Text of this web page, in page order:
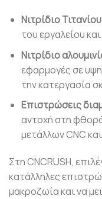
Νιτρίδιο
του εργαλείου
Νιτρίδιο
εφαρμογές σε
την κατεργασία
Επιστρώσεις
αντοχή στη
μετάλλων CNC
Στη CNCRUSH,
κατάλληλες
μακροζωία και να